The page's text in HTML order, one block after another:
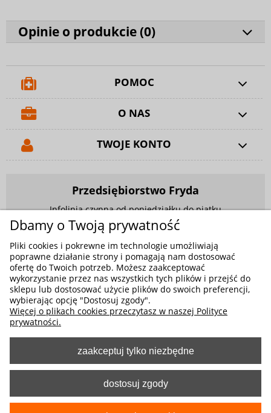
Opinie o produkcie (0)
POMOC
O NAS
TWOJE KONTO
Przedsiębiorstwo Fryda
Infolinia czynna od poniedziałku do piątku
w godzinach 9.00 - 17.00
881 703 704
E-mail:sklep@fryda.com.pl
Sklepy stacjonarne:
ul. Składowa 26, 34-400 Nowy Targ
ul. Żywiecka 91, 43-300 Bielsko-Biała
MOŻLIWE FORMY PŁATNOŚCI
Dbamy o Twoją prywatność
Pliki cookies i pokrewne im technologie umożliwiają
poprawne działanie strony i pomagają nam dostosować
ofertę do Twoich potrzeb. Możesz zaakceptować
wykorzystanie przez nas wszystkich tych plików i przejść do
sklepu lub dostosować użycie plików do swoich preferencji,
wybierając opcję "Dostosuj zgody".
Więcej o plikach cookies przeczytasz w naszej Polityce
prywatności.
zaakceptuj tylko niezbędne
dostosuj zgody